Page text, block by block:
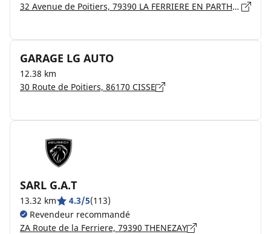
32 Avenue de Poitiers, 79390 LA FERRIERE EN PARTHENAY
GARAGE LG AUTO
12.38 km
30 Route de Poitiers, 86170 CISSE
SARL G.A.T
13.32 km 4.3/5(113)
Revendeur recommandé
ZA Route de la Ferriere, 79390 THENEZAY